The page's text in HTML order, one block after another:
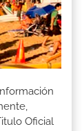
Oficial